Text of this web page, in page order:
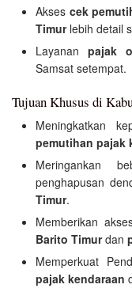
Akses cek
Timurlebih detail
Layanan pajak
Samsat setempat.
Tujuan Khusus di
Meningkatkan
pemutihan pajak
Meringankan
penghapusan
Timur.
Memberikan
Barito Timurdan
Memperkuat
pajak kendaraan